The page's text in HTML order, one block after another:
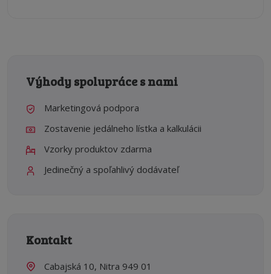
Výhody spolupráce s nami
Marketingová podpora
Zostavenie jedálneho lístka a kalkulácii
Vzorky produktov zdarma
Jedinečný a spoľahlivý dodávateľ
Kontakt
Cabajská 10, Nitra 949 01